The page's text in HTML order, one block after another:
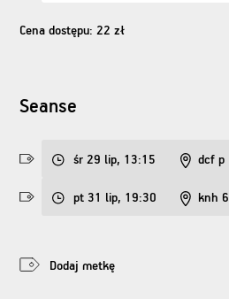
Cena dostępu: 22 zł
Seanse
śr 29 lip, 13:15 dcf p
pt 31 lip, 19:30 knh 6
Dodaj metkę